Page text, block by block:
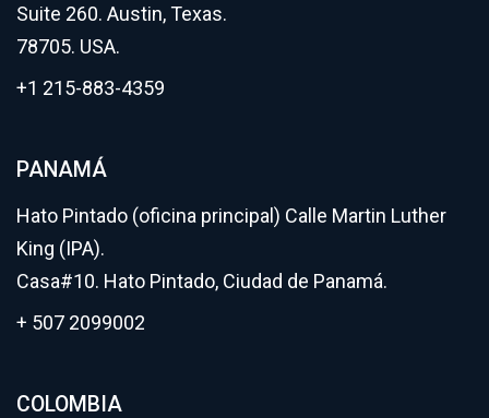
Suite 260. Austin, Texas.
78705. USA.
+1 215-883-4359
PANAMÁ
Hato Pintado (oficina principal) Calle Martin Luther
King (IPA).
Casa#10. Hato Pintado, Ciudad de Panamá.
+ 507 2099002
COLOMBIA